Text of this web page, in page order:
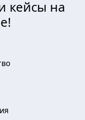
кейсы на